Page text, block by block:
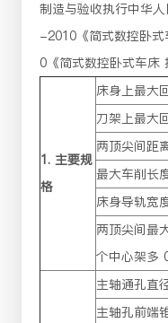
制造与验收执行中华
-2010《简式数控卧
0《简式数控卧式车床
1. 主要规
格
床身上最大
刀架上最大
两顶尖间距
最大车削长
床身导轨宽
两顶尖间最
个中心架多
主轴通孔直
主轴孔前端